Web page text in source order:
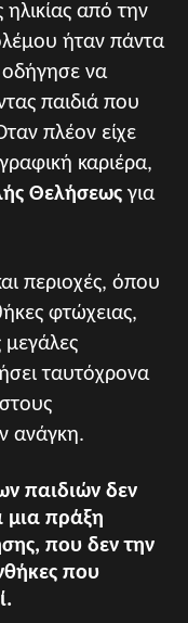
ηλικίας από την
ήταν πάντα
οδήγησε να
παιδιά που
πλέον είχε
καριέρα,
Θελήσεως για
περιοχές, όπου
φτώχειας,
μεγάλες
ταυτόχρονα
ανάγκη.
παιδιών δεν
μια πράξη
που δεν την
που